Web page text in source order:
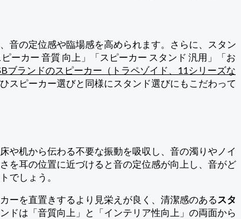
音の定位感や臨場感を高められます。さらに、スタン
ーカー 音質 向上」「スピーカー スタンド 汎用」「お
ブランドのスピーカー（トラペゾイド、11シリーズな
スピーカー選びと同様にスタンド選びにもこだわって
や机から伝わる不要な振動を吸収し、音の濁りやノイ
を耳の位置に近づけると音の定位感が向上し、音がど
でしょう。
ーを直置きするより見栄えが良く、清潔感のある スタ
ドは「音質向上」と「インテリア性向上」の両面から